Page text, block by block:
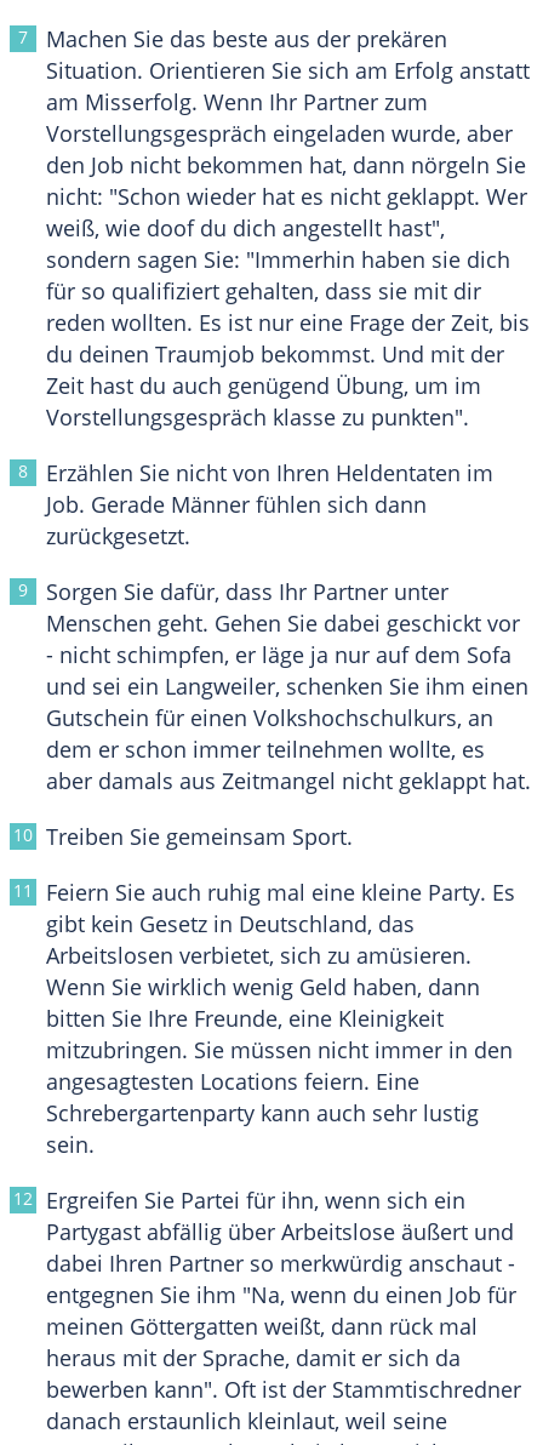
Machen Sie das beste aus der prekären
Situation. Orientieren Sie sich am Erfolg anstatt
am Misserfolg. Wenn Ihr Partner zum
Vorstellungsgespräch eingeladen wurde, aber
den Job nicht bekommen hat, dann nörgeln Sie
nicht: "Schon wieder hat es nicht geklappt. Wer
weiß, wie doof du dich angestellt hast",
sondern sagen Sie: "Immerhin haben sie dich
für so qualifiziert gehalten, dass sie mit dir
reden wollten. Es ist nur eine Frage der Zeit, bis
du deinen Traumjob bekommst. Und mit der
Zeit hast du auch genügend Übung, um im
Vorstellungsgespräch klasse zu punkten".
Erzählen Sie nicht von Ihren Heldentaten im
Job. Gerade Männer fühlen sich dann
zurückgesetzt.
Sorgen Sie dafür, dass Ihr Partner unter
Menschen geht. Gehen Sie dabei geschickt vor
- nicht schimpfen, er läge ja nur auf dem Sofa
und sei ein Langweiler, schenken Sie ihm einen
Gutschein für einen Volkshochschulkurs, an
dem er schon immer teilnehmen wollte, es
aber damals aus Zeitmangel nicht geklappt hat.
Treiben Sie gemeinsam Sport.
Feiern Sie auch ruhig mal eine kleine Party. Es
gibt kein Gesetz in Deutschland, das
Arbeitslosen verbietet, sich zu amüsieren.
Wenn Sie wirklich wenig Geld haben, dann
bitten Sie Ihre Freunde, eine Kleinigkeit
mitzubringen. Sie müssen nicht immer in den
angesagtesten Locations feiern. Eine
Schrebergartenparty kann auch sehr lustig
sein.
Ergreifen Sie Partei für ihn, wenn sich ein
Partygast abfällig über Arbeitslose äußert und
dabei Ihren Partner so merkwürdig anschaut -
entgegnen Sie ihm "Na, wenn du einen Job für
meinen Göttergatten weißt, dann rück mal
heraus mit der Sprache, damit er sich da
bewerben kann". Oft ist der Stammtischredner
danach erstaunlich kleinlaut, weil seine